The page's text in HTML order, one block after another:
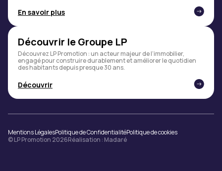
En savoir plus
Découvrir le Groupe LP
Découvrez LP Promotion : un acteur majeur de l’immobilier,
engagé pour construire durablement et améliorer le quotidien
des habitants depuis presque 30 ans.
Découvrir
Mentions LégalesPolitique de ConfidentialitéPolitique de cookies
© LP Promotion 2026Réalisation : Madaré